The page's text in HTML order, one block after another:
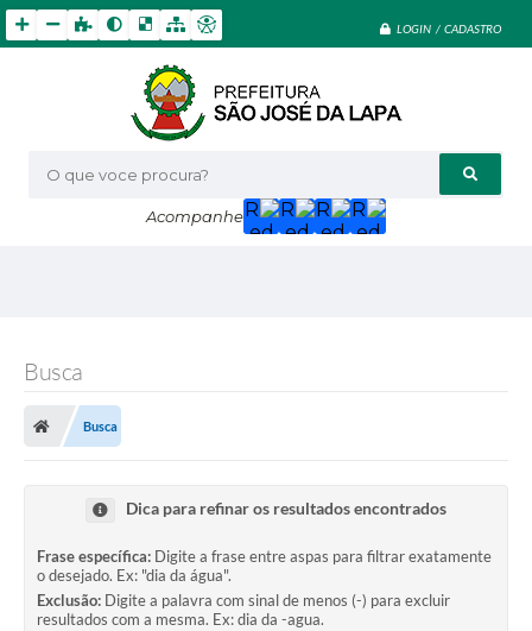
LOGIN / CADASTRO
O que voce procura?
Acompanhe
Busca
Busca
Dica para refinar os resultados encontrados
Frase específica: Digite a frase entre aspas para filtrar exatamente
o desejado. Ex: "dia da água".
Exclusão: Digite a palavra com sinal de menos (-) para excluir
resultados com a mesma. Ex: dia da -agua.